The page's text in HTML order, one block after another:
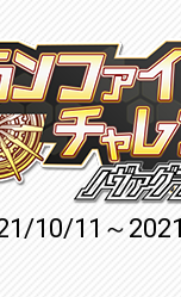
10/11～